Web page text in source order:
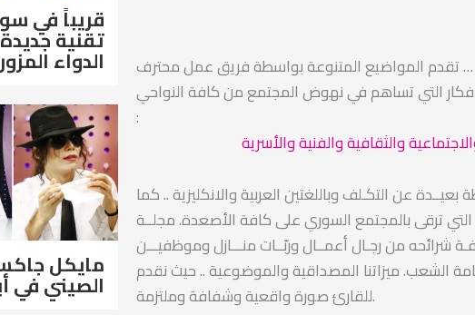
قريباً في
تقنية
الدواء المزور
مايكل
الصيني في
تقدم المواضيع المتنوعة بواسطة فريق عمل محترف
التي تساهم في نهوض المجتمع من كافة النواحي
:
والثقافية والفنية والأسرية
عن التكـلف وباللغتين العربية والانكليزية .. كما
ترقى بالمجتمع السوري على كافة الأصعدة. مجلــة
شرائحه من رجـال أعمــال وربّــات منـــازل وموظفيـــن
الشعب. ميزاتنا المصداقية والموضوعية .. حيث نقدم
للقارئ صورة واقعية وشفافة وملتزمة.